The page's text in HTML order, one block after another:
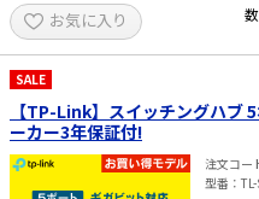
お気に入り
SALE
【TP-Link】スイッチングハブ
ーカー3年保証付!
注文コー
型番